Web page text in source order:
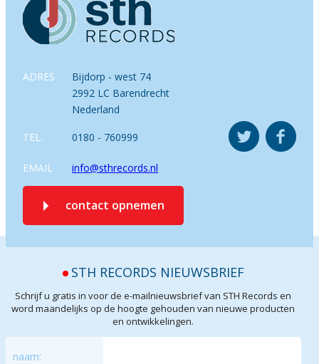
ADRES
Bijdorp - west 74
2992 LC Barendrecht
Nederland
TEL. 0180 - 760999
EMAIL info@sthrecords.nl
contact opnemen
STH RECORDS NIEUWSBRIEF
Schrijf u gratis in voor de e-mailnieuwsbrief van STH Records en
word maandelijks op de hoogte gehouden van nieuwe producten
en ontwikkelingen.
naam: